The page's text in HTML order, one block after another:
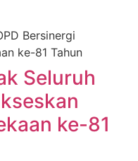
Seluruh
ke-81